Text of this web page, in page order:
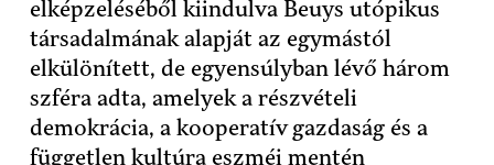
elképzeléséből kiindulva Beuys utópikus
társadalmának alapját az egymástól
elkülönített, de egyensúlyban lévő három
szféra adta, amelyek a részvételi
demokrácia, a kooperatív gazdaság és a
független kultúra eszméi mentén